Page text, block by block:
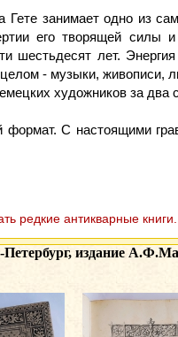
занимает одно из
его творящей силы
шестьдесят лет.
- музыки, живописи,
художников за два
формат. С настоящими
редкие антикварные книги.
издание